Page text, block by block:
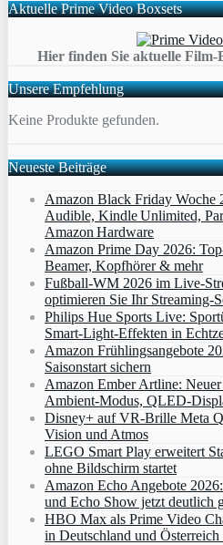
Aktuelle Prime Video Boxsets
Hier finden Sie aktuelle Film-
Unsere Empfehlung
Keine Produkte gefunden.
Neueste Beiträge
Amazon Black Friday Woche
Audible, Kindle Unlimited,
Amazon Hardware
Amazon Prime Day 2026:
Beamer, Kopfhörer & mehr
Fußball-WM 2026 im Live-
optimieren Sie Ihr Streaming-
Philips Hue Sports Live:
Smart‑Light‑Effekten in
Amazon Frühlingsangebote
Saisonstart sichern
Amazon Ember Artline:
Ambient‑Modus,
Disney+ auf VR-Brille Meta
Vision und Atmos
LEGO Smart Play erweitert
ohne Bildschirm startet
Amazon Echo Angebote
und Echo Show jetzt deutlich
HBO Max als Prime Video
in Deutschland und Österreich